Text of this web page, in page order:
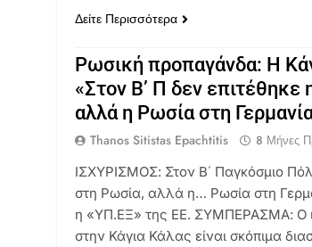
Δείτε Περισσότερα
Ρωσική προπαγάνδα: Η
«Στον Β’ Π δεν επιτέθηκε
αλλά η Ρωσία στη
Thanos Sitistas Epachtitis 8 Μήνες
ΙΣΧΥΡΙΣΜΟΣ: Στον Β΄ Παγκόσμιο
στη Ρωσία, αλλά η… Ρωσία στη
η «ΥΠ.ΕΞ» της ΕΕ. ΣΥΜΠΕΡΑΣΜΑ: Ο
στην Κάγια Κάλας είναι σκόπιμα